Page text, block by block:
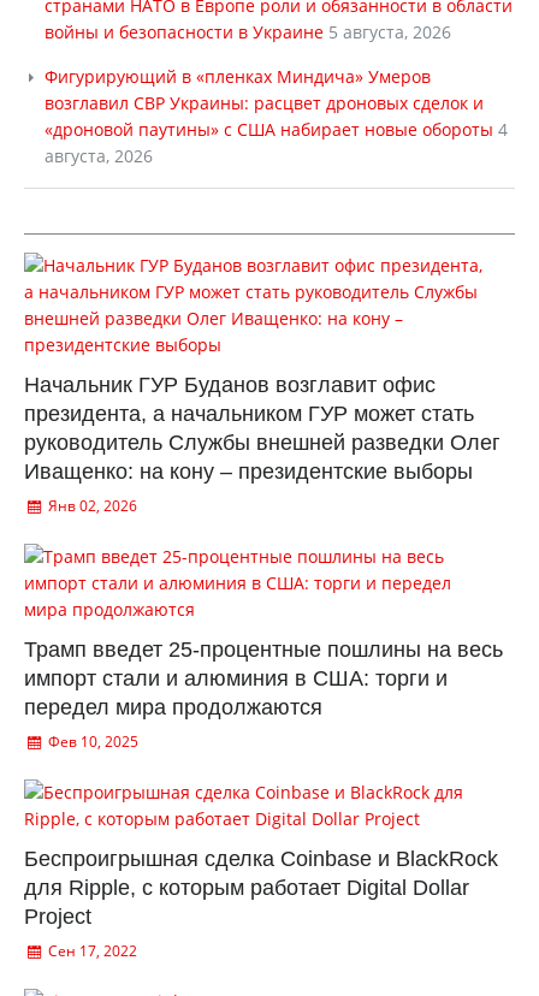
странами НАТО в Европе роли и обязанности в области
войны и безопасности в Украине 5 августа, 2026
Фигурирующий в «пленках Миндича» Умеров
возглавил СВР Украины: расцвет дроновых сделок и
«дроновой паутины» с США набирает новые обороты 4
августа, 2026
Начальник ГУР Буданов возглавит офис
президента, а начальником ГУР может стать
руководитель Службы внешней разведки Олег
Иващенко: на кону – президентские выборы
Янв 02, 2026
Трамп введет 25-процентные пошлины на весь
импорт стали и алюминия в США: торги и
передел мира продолжаются
Фев 10, 2025
Беспроигрышная сделка Coinbase и BlackRock
для Ripple, с которым работает Digital Dollar
Project
Сен 17, 2022